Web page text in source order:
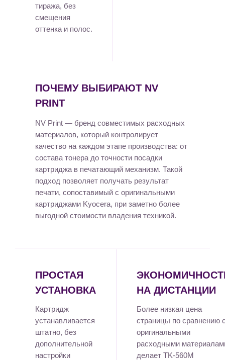
тиража, без
смещения
оттенка и полос.
ПОЧЕМУ ВЫБИРАЮТ NV
PRINT
NV Print — бренд совместимых расходных
материалов, который контролирует
качество на каждом этапе производства: от
состава тонера до точности посадки
картриджа в печатающий механизм. Такой
подход позволяет получать результат
печати, сопоставимый с оригинальными
картриджами Kyocera, при заметно более
выгодной стоимости владения техникой.
ПРОСТАЯ
УСТАНОВКА
Картридж
устанавливается
штатно, без
дополнительной
настройки
НА ДИСТАНЦИИ
Более низкая цена
страницы по сравнению
оригинальными
расходными
делает TK-560M